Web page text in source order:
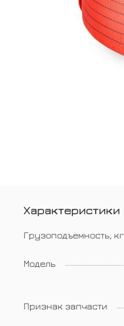
Характеристики
Грузоподъемность, кг
Модель
Признак запчасти